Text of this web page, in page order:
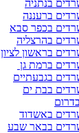
בנתניה
ברעננה
בכפר סבא
בהרצליה
בראשון לציון
ברמת גן
בגבעתיים
בבת ים
באשדוד
בבאר שבע